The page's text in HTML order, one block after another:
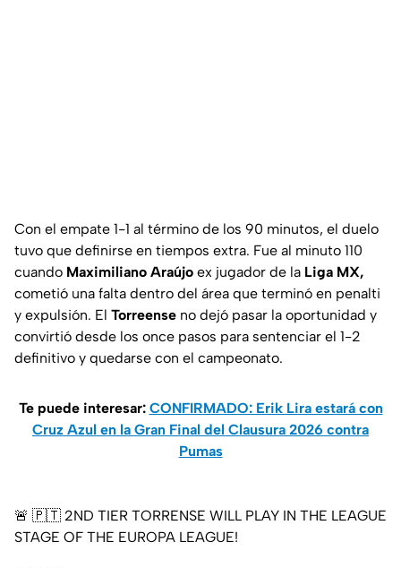
Con el empate 1-1 al término de los 90 minutos, el duelo
tuvo que definirse en tiempos extra. Fue al minuto 110
cuando Maximiliano Araújo ex jugador de la Liga MX,
cometió una falta dentro del área que terminó en penalti
y expulsión. El Torreense no dejó pasar la oportunidad y
convirtió desde los once pasos para sentenciar el 1-2
definitivo y quedarse con el campeonato.
Te puede interesar: CONFIRMADO: Erik Lira estará con
Cruz Azul en la Gran Final del Clausura 2026 contra
Pumas
🚨 🇵🇹 2ND TIER TORRENSE WILL PLAY IN THE LEAGUE
STAGE OF THE EUROPA LEAGUE!